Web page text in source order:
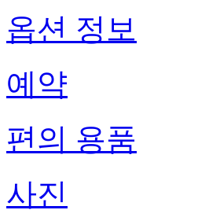
옵션 정보
예약
편의 용품
사진